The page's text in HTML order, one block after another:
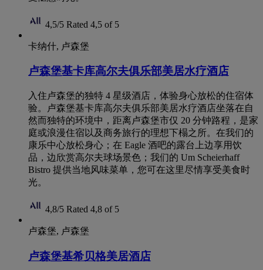
4,5/5 Rated 4,5 of 5
卡纳什, 卢森堡
卢森堡基卡库高尔夫俱乐部美居水疗酒店
入住卢森堡的独特 4 星级酒店，体验身心放松的住宿体
验。卢森堡基卡库高尔夫俱乐部美居水疗酒店坐落在自
然而独特的环境中，距离卢森堡市仅 20 分钟路程，是家
庭或浪漫住宿以及商务旅行的理想下榻之所。在我们的
康乐中心放松身心；在 Eagle 酒吧的露台上边享用饮
品，边欣赏高尔夫球场景色；我们的 Um Scheierhaff
Bistro 提供当地风味菜单，您可在这里尽情享受美食时
光。
4,8/5 Rated 4,8 of 5
卢森堡, 卢森堡
卢森堡基希贝格美居酒店